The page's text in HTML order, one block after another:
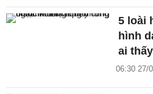
5 loài
hình
ai
06:30 27/